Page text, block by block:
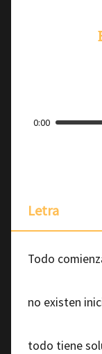
0:00
Letra
Todo
no existen
todo tiene